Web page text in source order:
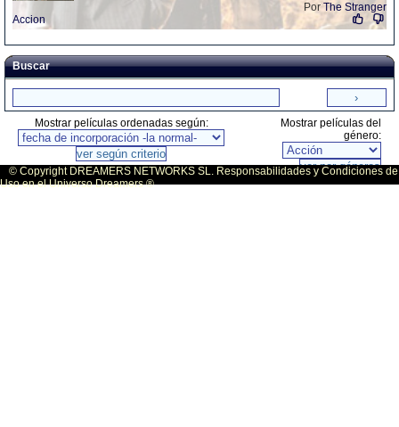
PorThe Stranger
Accion
Buscar
Mostrar películas ordenadas según:
Mostrar películas del
género:
© Copyright DREAMERS NETWORKS SL. Responsabilidades y Condiciones de
Uso en el Universo Dreamers ®